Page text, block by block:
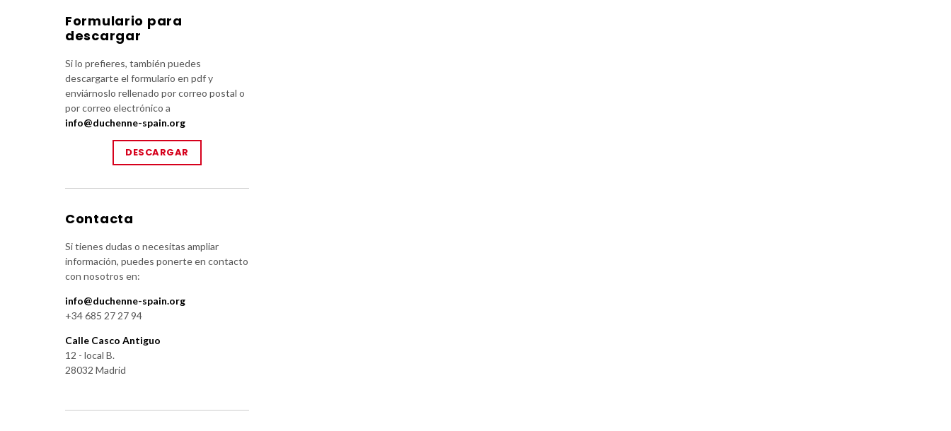
Formulario para
descargar
Si lo prefieres, también puedes
descargarte el formulario en pdf y
enviárnoslo rellenado por correo postal o
por correo electrónico a
info@duchenne-spain.org
DESCARGAR
Contacta
Si tienes dudas o necesitas ampliar
información, puedes ponerte en contacto
con nosotros en:
info@duchenne-spain.org
+34 685 27 27 94
Calle Casco Antiguo
12 - local B.
28032 Madrid